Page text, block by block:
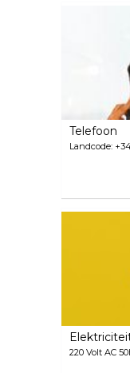
soorten
succesvol
het eiland
Telefoon
Landcode:
220 Volt AC